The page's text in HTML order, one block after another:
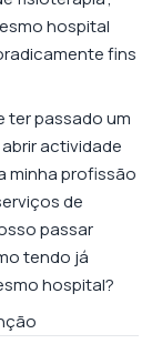
hospital
fins
ter passado um
actividade
minha profissão
de
passar
tendo já
hospital?